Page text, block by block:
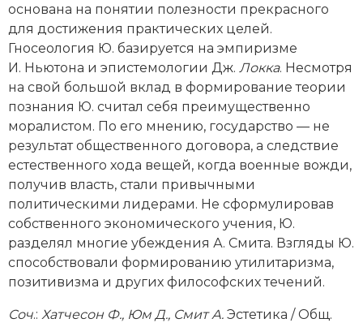
основана на понятии полезности прекрасного
для достижения практических целей.
Гносеология Ю. базируется на эмпиризме
И. Ньютона и эпистемологии Дж. Локка. Несмотря
на свой большой вклад в формирование теории
познания Ю. считал себя преимущественно
моралистом. По его мнению, государство — не
результат общественного договора, а следствие
естественного хода вещей, когда военные вожди,
получив власть, стали привычными
политическими лидерами. Не сформулировав
собственного экономического учения, Ю.
разделял многие убеждения А. Смита. Взгляды Ю.
способствовали формированию утилитаризма,
позитивизма и других философских течений.
Соч.: Хатчесон Ф., Юм Д., Смит А. Эстетика / Общ.